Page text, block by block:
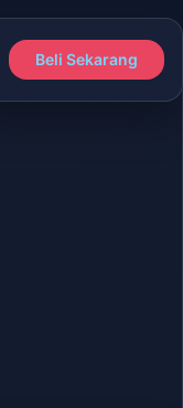
Beli Sekarang